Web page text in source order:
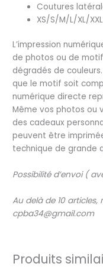
Coutures
XS/S/M/L/XL/XXL
L’impression
de photos ou de
dégradés de
que le motif soit
numérique directe
Même vos photos ou
des cadeaux
peuvent être
technique de grande
Possibilité d’envoi (
Au delà de10 articles,
cpba34@gmail.com
Produits